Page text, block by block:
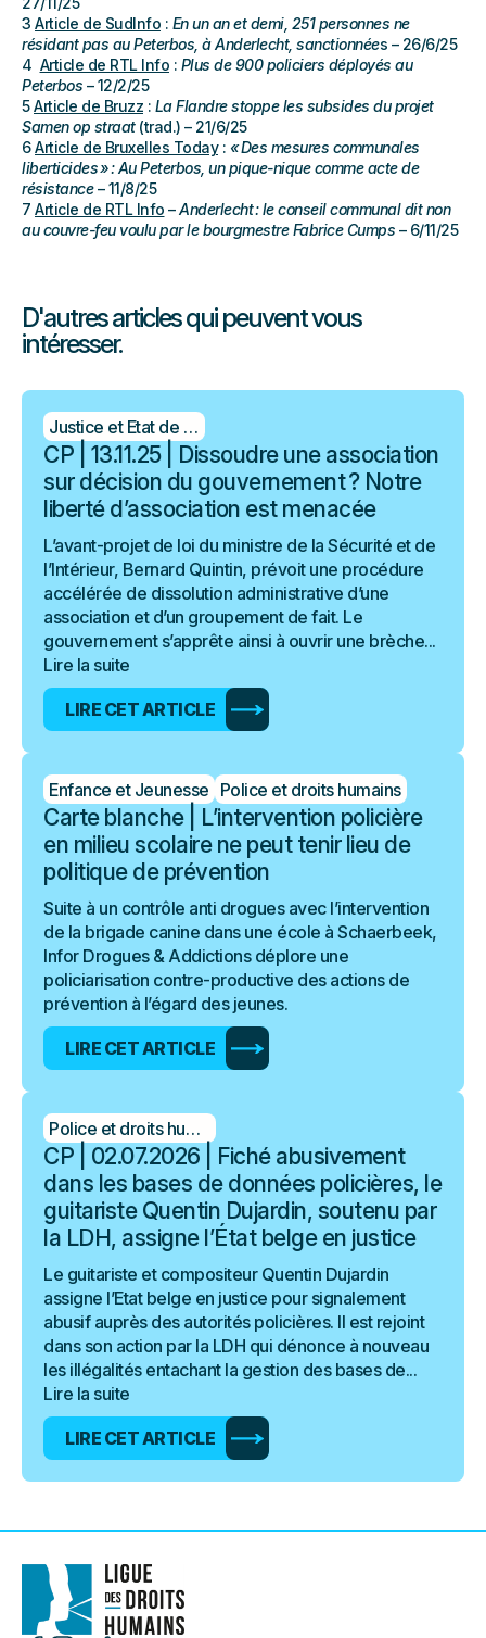
3 Article de SudInfo : En un an et demi, 251 personnes ne
résidant pas au Peterbos, à Anderlecht, sanctionnées – 26/6/25
4 Article de RTL Info : Plus de 900 policiers déployés au
Peterbos – 12/2/25
5Article de Bruzz : La Flandre stoppe les subsides du projet
Samen op straat(trad.) – 21/6/25
6Article de Bruxelles Today: « Des mesures communales
liberticides » : Au Peterbos, un pique-nique comme acte de
résistance– 11/8/25
7 Article de RTL Info –Anderlecht : le conseil communal dit non
au couvre-feu voulu par le bourgmestre Fabrice Cumps – 6/11/25
D'autres articles qui peuvent vous
intéresser.
Justice et Etat de droit
CP | 13.11.25 | Dissoudre une association
sur décision du gouvernement ? Notre
liberté d’association est menacée
L’avant-projet de loi du ministre de la Sécurité et de
l’Intérieur, Bernard Quintin, prévoit une procédure
accélérée de dissolution administrative d’une
association et d’un groupement de fait. Le
gouvernement s’apprête ainsi à ouvrir une brèche...
Lire la suite
LIRE CET ARTICLE
Enfance et Jeunesse Police et droits humains
Carte blanche | L’intervention policière
en milieu scolaire ne peut tenir lieu de
politique de prévention
Suite à un contrôle anti drogues avec l’intervention
de la brigade canine dans une école à Schaerbeek,
Infor Drogues & Addictions déplore une
policiarisation contre-productive des actions de
prévention à l’égard des jeunes.
LIRE CET ARTICLE
Police et droits humains
CP | 02.07.2026 | Fiché abusivement
dans les bases de données policières, le
guitariste Quentin Dujardin, soutenu par
la LDH, assigne l’État belge en justice
Le guitariste et compositeur Quentin Dujardin
assigne l’Etat belge en justice pour signalement
abusif auprès des autorités policières. Il est rejoint
dans son action par la LDH qui dénonce à nouveau
les illégalités entachant la gestion des bases de...
Lire la suite
LIRE CET ARTICLE